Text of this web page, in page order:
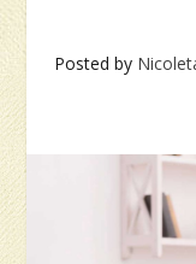
Posted by